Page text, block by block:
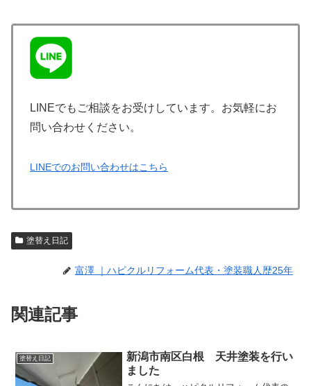
LINEでもご相談をお受けしています。お気軽にお
問い合わせください。
LINEでのお問い合わせはこちら
塗替え日記
富澤 ｜ハピクルリフォーム代表・塗装職人歴25年
関連記事
塗替え日記
新潟市南区白根 天井塗装を行い
ました